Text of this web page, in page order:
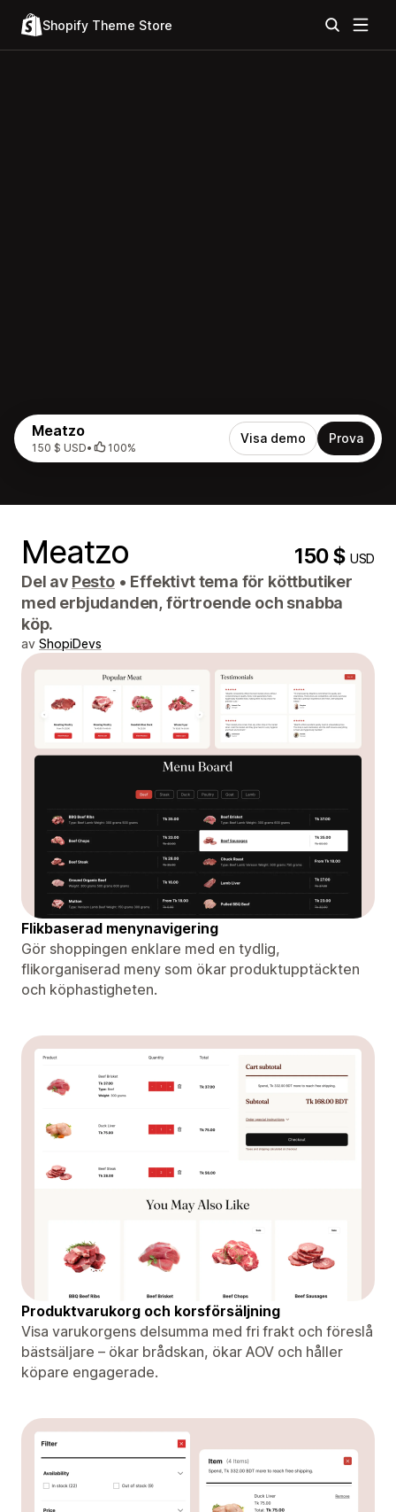
Shopify Theme Store
Meatzo
150 $ USD• 100%
Visa demo Prova
Meatzo 150 $USD
Del av Pesto • Effektivt tema för köttbutiker
med erbjudanden, förtroende och snabba
köp.
av ShopiDevs
Flikbaserad menynavigering
Gör shoppingen enklare med en tydlig,
flikorganiserad meny som ökar produktupptäckten
och köphastigheten.
Produktvarukorg och korsförsäljning
Visa varukorgens delsumma med fri frakt och föreslå
bästsäljare – ökar brådskan, ökar AOV och håller
köpare engagerade.